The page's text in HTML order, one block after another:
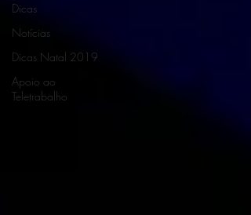
Dicas
Notícias
Dicas Natal 2019
Apoio ao
Teletrabalho